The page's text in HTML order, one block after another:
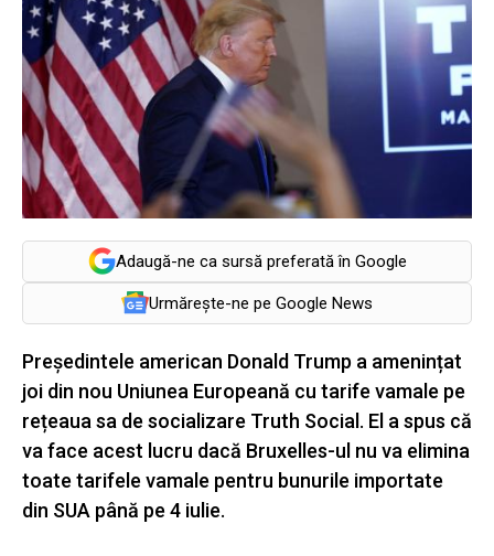
Adaugă-ne ca sursă preferată în Google
Urmărește-ne pe Google News
Președintele american Donald Trump a amenințat
joi din nou Uniunea Europeană cu tarife vamale pe
rețeaua sa de socializare Truth Social. El a spus că
va face acest lucru dacă Bruxelles-ul nu va elimina
toate tarifele vamale pentru bunurile importate
din SUA până pe 4 iulie.